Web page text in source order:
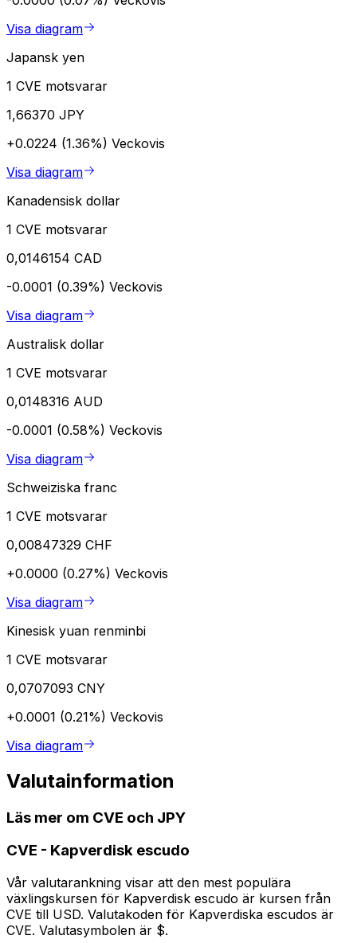
Visa diagram
Japansk yen
1 CVE motsvarar
1,66370 JPY
+0.0224 (1.36%) Veckovis
Visa diagram
Kanadensisk dollar
1 CVE motsvarar
0,0146154 CAD
-0.0001 (0.39%) Veckovis
Visa diagram
Australisk dollar
1 CVE motsvarar
0,0148316 AUD
-0.0001 (0.58%) Veckovis
Visa diagram
Schweiziska franc
1 CVE motsvarar
0,00847329 CHF
+0.0000 (0.27%) Veckovis
Visa diagram
Kinesisk yuan renminbi
1 CVE motsvarar
0,0707093 CNY
+0.0001 (0.21%) Veckovis
Visa diagram
Valutainformation
Läs mer om CVE och JPY
CVE - Kapverdisk escudo
Vår valutarankning visar att den mest populära
växlingskursen för Kapverdisk escudo är kursen från
CVE till USD. Valutakoden för Kapverdiska escudos är
CVE. Valutasymbolen är $.